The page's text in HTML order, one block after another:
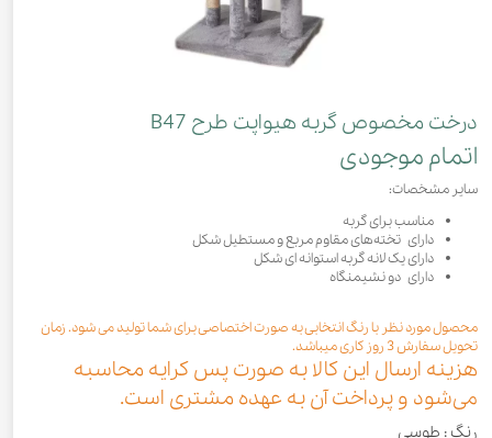
درخت مخصوص گربه هیواپت طرح B47
اتمام موجودی
سایر مشخصات:
مناسب برای گربه
دارای تخته‌های مقاوم مربع و مستطیل شکل
دارای یک لانه گربه استوانه ای شکل
دارای دو نشیمنگاه
محصول مورد نظر با رنگ انتخابی به صورت اختصاصی برای شما تولید می شود. زمان
تحویل سفارش 3 روز کاری میباشد.
هزینه ارسال این کالا به صورت پس کرایه محاسبه
می‌شود و پرداخت آن به عهده مشتری است.
رنگ : طوسی